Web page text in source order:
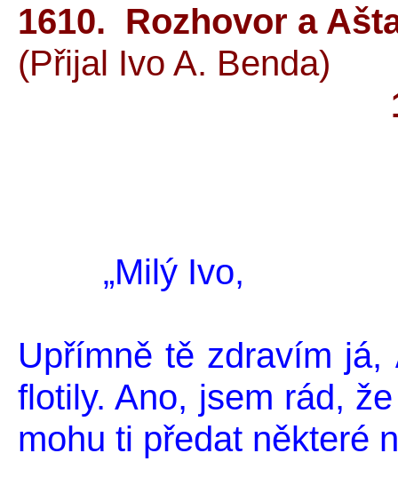
1610. Rozhovor a
(Přijal Ivo A. Benda)
„Milý Ivo,
Upřímně tě zdravím já,
flotily. Ano, jsem rád,
mohu ti předat některé